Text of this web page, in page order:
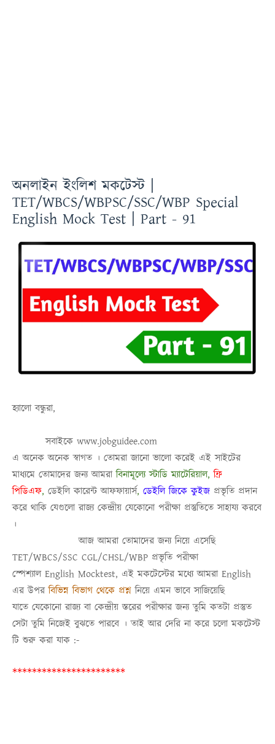
অনলাইন ইংলিশ মকটেস্ট |
TET/WBCS/WBPSC/SSC/WBP Special
English Mock Test | Part - 91
হ্যালো বন্ধুরা,
সবাইকে www.jobguidee.com
এ অনেক অনেক স্বাগত । তোমরা জানো ভালো করেই এই সাইটের
মাধ্যমে তোমাদের জন্য আমরাবিনামূল্যে স্টাডি ম্যাটেরিয়াল,ফ্রি
পিডিএফ, ডেইলি কারেন্ট আফফায়ার্স, ডেইলি জিকে কুইজ প্রভৃতি প্রদান
করে থাকি যেগুলো রাজ্য কেন্দ্রীয় যেকোনো পরীক্ষা প্রস্তুতিতে সাহায্য করবে
।
আজ আমরা তোমাদের জন্য নিয়ে এসেছি
TET/WBCS/SSC CGL/CHSL/WBP প্রভৃতি পরীক্ষা
স্পেশ্যাল English Mocktest, এই মকটেস্টের মধ্যে আমরা English
এর উপর বিভিন্ন বিভাগ থেকে প্রশ্ননিয়ে এমন ভাবে সাজিয়েছি
যাতে যেকোনো রাজ্য বা কেন্দ্রীয় স্তরেরপরীক্ষার জন্য তুমি কতটা প্রস্তুত
সেটা তুমি নিজেই বুঝতে পারবে । তাই আর দেরি না করে চলো মকটেস্ট
টি শুরু করা যাক :-
***********************